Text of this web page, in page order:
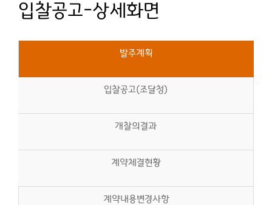
입찰공고-상세화면
발주계획
입찰공고(조달청)
개찰의결과
계약체결현황
계약내용변경사항